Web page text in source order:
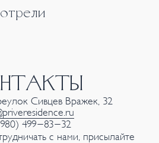
Сивцев Вражек, 32
499-83-32
с нами, присылайте